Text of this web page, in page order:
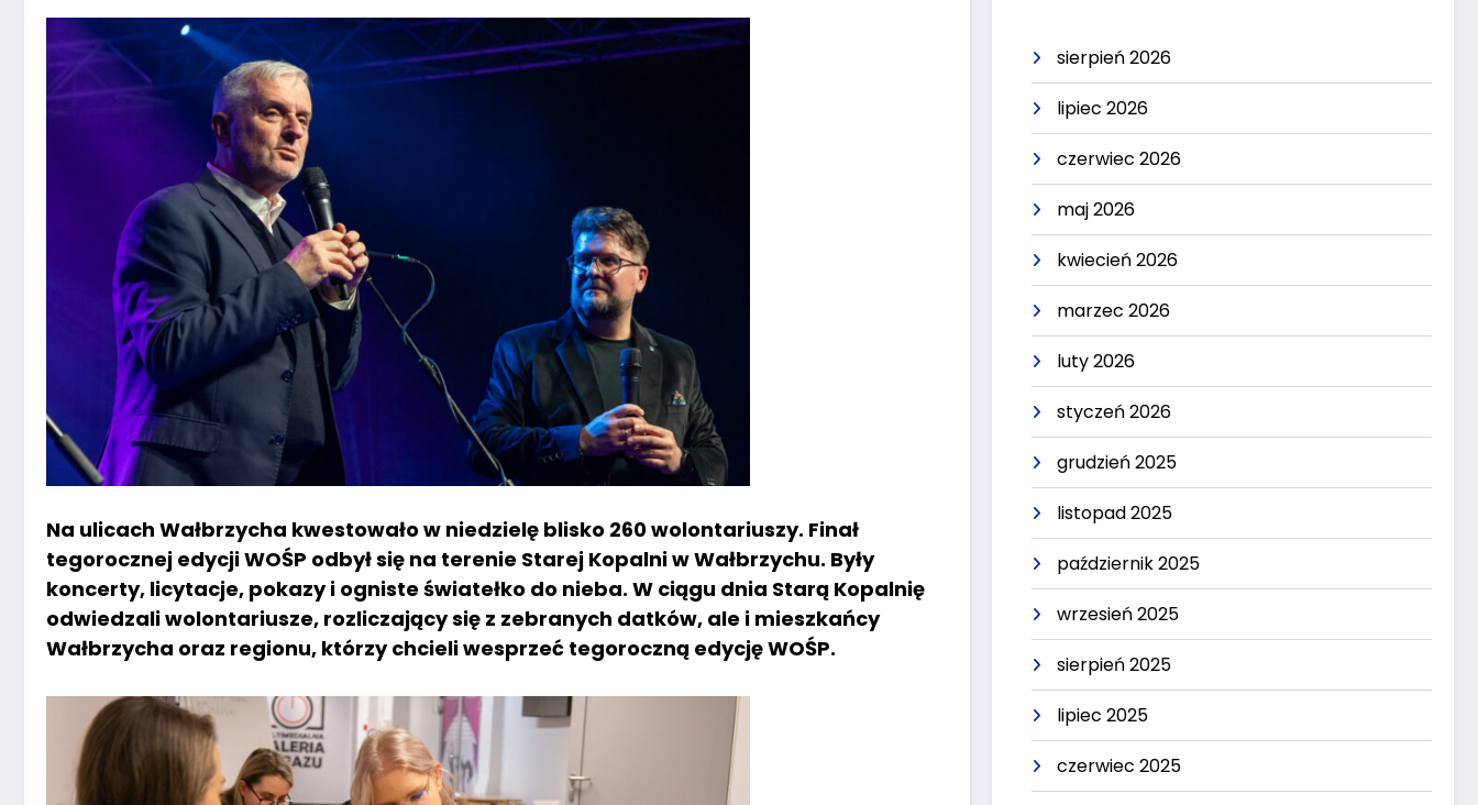
Na ulicach Wałbrzycha kwestowało w niedzielę blisko 260 wolontariuszy. Finał
tegorocznej edycji WOŚP odbył się na terenie Starej Kopalni w Wałbrzychu. Były
koncerty, licytacje, pokazy i ogniste światełko do nieba. W ciągu dnia Starą Kopalnię
odwiedzali wolontariusze, rozliczający się z zebranych datków, ale i mieszkańcy
Wałbrzycha oraz regionu, którzy chcieli wesprzeć tegoroczną edycję WOŚP.
sierpień 2026
lipiec 2026
czerwiec 2026
maj 2026
kwiecień 2026
marzec 2026
luty 2026
styczeń 2026
grudzień 2025
listopad 2025
październik 2025
wrzesień 2025
sierpień 2025
lipiec 2025
czerwiec 2025